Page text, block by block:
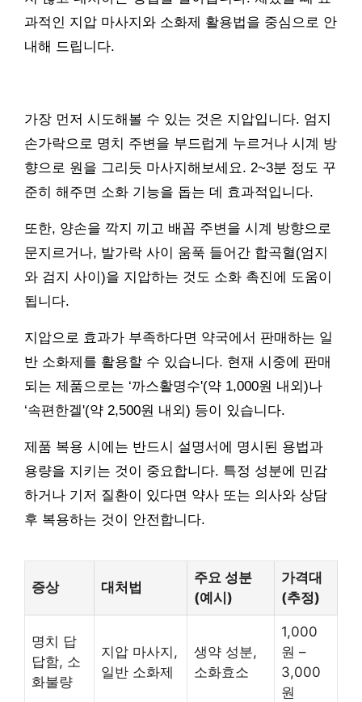
과적인 지압 마사지와 소화제 활용법을 중심으로 안
내해 드립니다.
가장 먼저 시도해볼 수 있는 것은 지압입니다. 엄지
손가락으로 명치 주변을 부드럽게 누르거나 시계 방
향으로 원을 그리듯 마사지해보세요. 2~3분 정도 꾸
준히 해주면 소화 기능을 돕는 데 효과적입니다.
또한, 양손을 깍지 끼고 배꼽 주변을 시계 방향으로
문지르거나, 발가락 사이 움푹 들어간 합곡혈(엄지
와 검지 사이)을 지압하는 것도 소화 촉진에 도움이
됩니다.
지압으로 효과가 부족하다면 약국에서 판매하는 일
반 소화제를 활용할 수 있습니다. 현재 시중에 판매
되는 제품으로는 ‘까스활명수'(약 1,000원 내외)나
‘속편한겔'(약 2,500원 내외) 등이 있습니다.
제품 복용 시에는 반드시 설명서에 명시된 용법과
용량을 지키는 것이 중요합니다. 특정 성분에 민감
하거나 기저 질환이 있다면 약사 또는 의사와 상담
후 복용하는 것이 안전합니다.
증상 대처법
주요 성분
(예시)
가격대
(추정)
명치 답
답함, 소
화불량
지압 마사지,
일반 소화제
생약 성분,
소화효소
1,000
원 –
3,000
원